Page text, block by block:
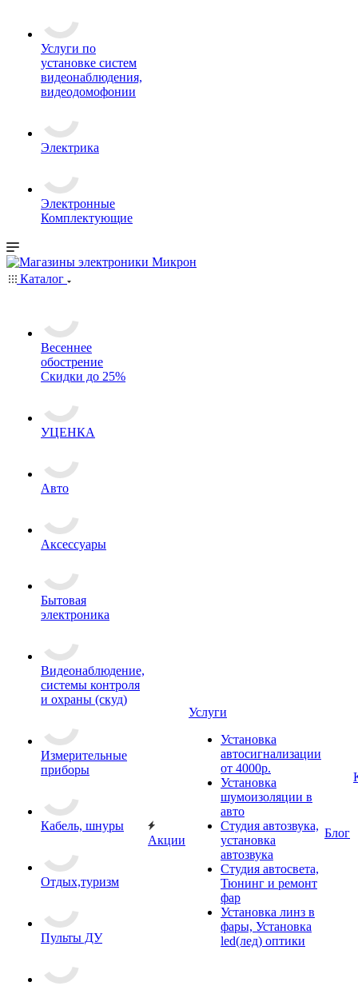
Услуги по
установке систем
видеонаблюдения,
видеодомофонии
Электрика
Электронные
Комплектующие
Каталог
Весеннее
обострение
Скидки до 25%
УЦЕНКА
Авто
Аксессуары
Бытовая
электроника
Видеонаблюдение,
системы контроля
и охраны (скуд)
Измерительные
приборы
Кабель, шнуры
Отдых,туризм
Пульты ДУ
Акции
Услуги
Установка
автосигнализации
от 4000р.
Установка
шумоизоляции в
авто
Студия автозвука,
установка
автозвука
Студия автосвета,
Тюнинг и ремонт
фар
Установка линз в
фары, Установка
led(лед) оптики
Блог